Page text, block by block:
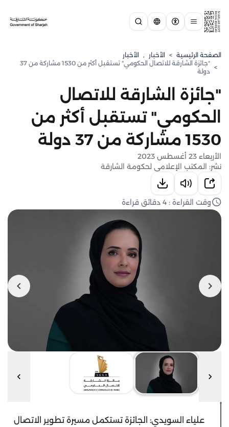
الصفحة الرئيسية > الأخبار , الأخبار
>
"جائزة الشارقة للاتصال الحكومي" تستقبل أكثر من 1530 مشاركة من 37
دولة
"جائزة الشارقة للاتصال
الحكومي" تستقبل أكثر من
1530 مشاركة من 37 دولة
الأربعاء 23 أغسطس 2023
نشر: المكتب الإعلامي لحكومة الشارقة
وقت القراءة : 4 دقائق قراءة
علياء السويدي: الجائزة تستكمل مسيرة تطوير الاتصال